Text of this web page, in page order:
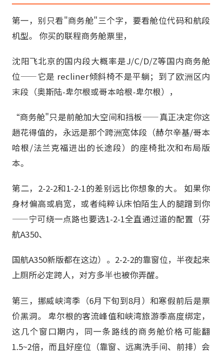
第一，别只看"商务舱"三个字，要看舱位代码和航段
机型。 你买的联程商务舱票里，
沈阳飞北京的国内段大概率是J/C/D/Z等国内商务舱
位——它是 recliner倾斜椅不是平躺；到了欧洲区内
末段（奥斯陆-卑尔根或哥本哈根-卑尔根），
“商务舱"只是前舱加大空间和挡板——真正决定你这
趟花得值的，永远是那个跨洲宽体段（赫尔辛基/哥本
哈根/法兰克福进出的长途段）的座椅批次和布局版
本。
第二，2-2-2和1-2-1的差别远比你想象的大。 如果你
身材偏高或肩宽，或者纯粹认床怕陌生人的腿蹭到你
——宁可绕一点路也要选1-2-1全直通过道的配置（芬
航A350、
国航A350新版都在这边）。2-2-2的靠窗位，半夜起来
上厕所必定跨人，对方多半也被你弄醒。
第三，挪威峡湾季（6月下旬到8月）和寒假前后是票
价黑洞。 卑尔根的客流峰值和峡湾旅游季高度绑定，
这几个窗口期内，同一条路线的商务舱价格可能翻
1.5~2倍，而且好座位（靠窗、远离洗手间、前排）会